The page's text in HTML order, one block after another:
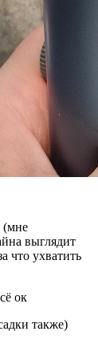
(мне
выглядит
что ухватить
ок
также)